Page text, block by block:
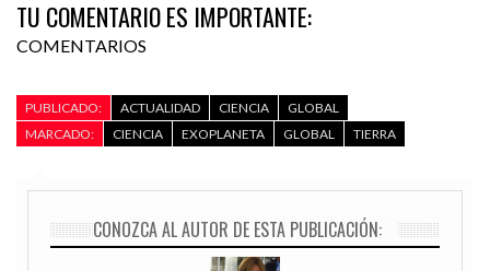
TU COMENTARIO ES IMPORTANTE:
COMENTARIOS
PUBLICADO: ACTUALIDAD CIENCIA
GLOBAL
MARCADO:
CIENCIA EXOPLANETA GLOBAL TIERRA
CONOZCA AL AUTOR DE ESTA PUBLICACIÓN: